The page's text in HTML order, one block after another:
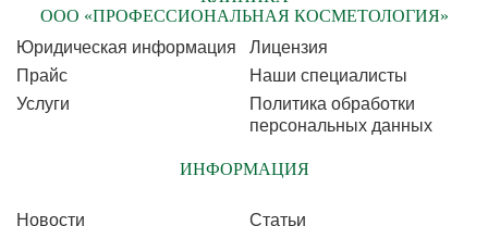
ООО «ПРОФЕССИОНАЛЬНАЯ КОСМЕТОЛОГИЯ»
Юридическая информация
Лицензия
Прайс
Наши специалисты
Услуги
Политика обработки
персональных данных
ИНФОРМАЦИЯ
Новости Статьи